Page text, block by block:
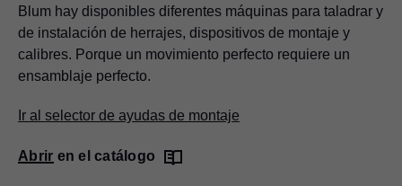
Blum hay disponibles diferentes máquinas para taladrar y
de instalación de herrajes, dispositivos de montaje y
calibres. Porque un movimiento perfecto requiere un
ensamblaje perfecto.
Ir al selector de ayudas de montaje
Abrir en el catálogo